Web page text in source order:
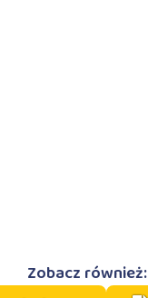
Zobacz również: